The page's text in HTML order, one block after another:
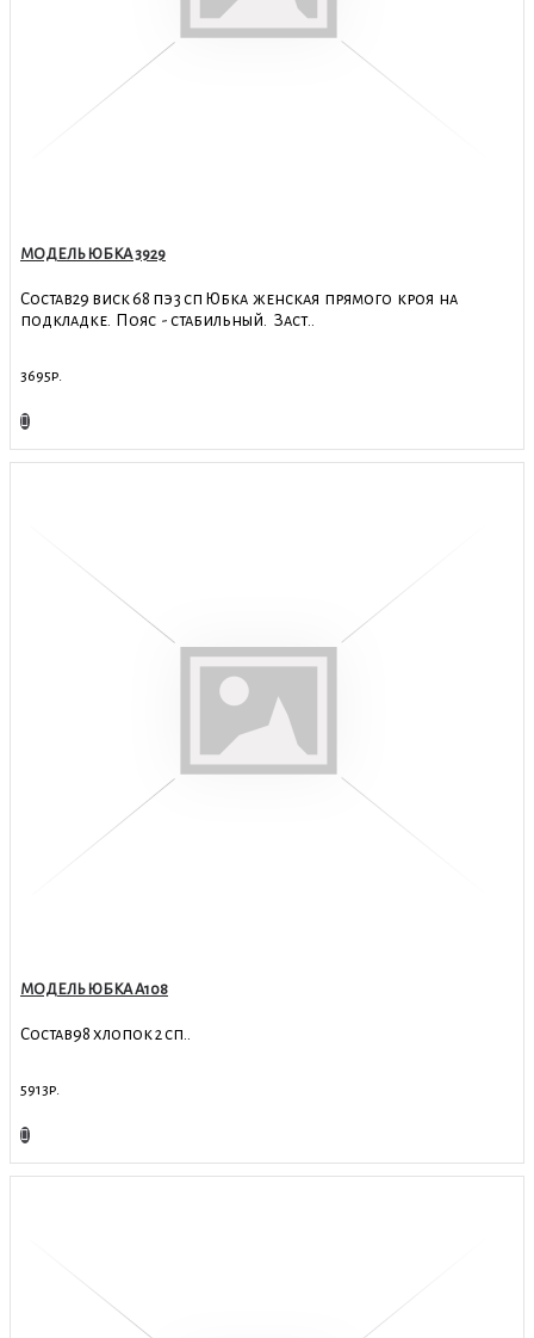
МОДЕЛЬ ЮБКА 3929
Состав29 виск 68 пэ 3 сп Юбка женская прямого кроя на
подкладке. Пояс - стабильный. Заст..
3695р.
МОДЕЛЬ ЮБКА А108
Состав98 хлопок 2 сп..
5913р.